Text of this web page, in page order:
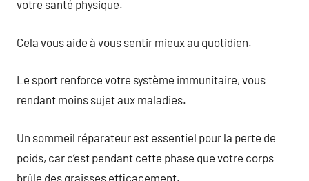
votre santé physique.
Cela vous aide à vous sentir mieux au quotidien.
Le sport renforce votre système immunitaire, vous
rendant moins sujet aux maladies.
Un sommeil réparateur est essentiel pour la perte de
poids, car c’est pendant cette phase que votre corps
brûle des graisses efficacement.